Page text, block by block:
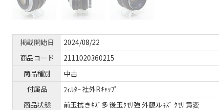
掲載開始日
2024/08/22
商品コード
2111020360215
商品種別
中古
付属品
ﾌｨﾙﾀｰ 社外Rｷｬｯﾌﾟ
商品状態
前玉拭きｷｽﾞ多 後玉ｸﾓﾘ強 外観ｽﾚｷｽﾞ ｸﾓﾘ 黄変